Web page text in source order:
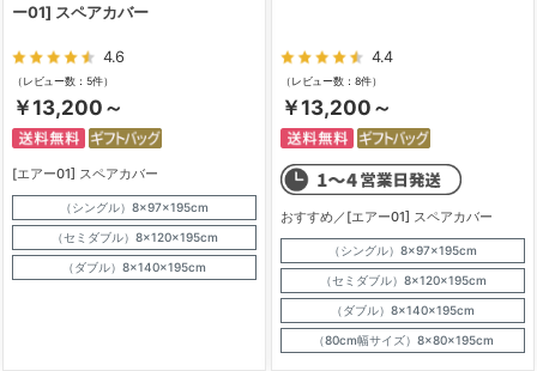
ー01] スペアカバー
4.6
（レビュー数：5件）
￥13,200～
[エアー01] スペアカバー
（シングル）8×97×195cm
（セミダブル）8×120×195cm
（ダブル）8×140×195cm
4.4
（レビュー数：8件）
￥13,200～
おすすめ／[エアー01] スペアカバー
（シングル）8×97×195cm
（セミダブル）8×120×195cm
（ダブル）8×140×195cm
（80cm幅サイズ）8×80×195cm